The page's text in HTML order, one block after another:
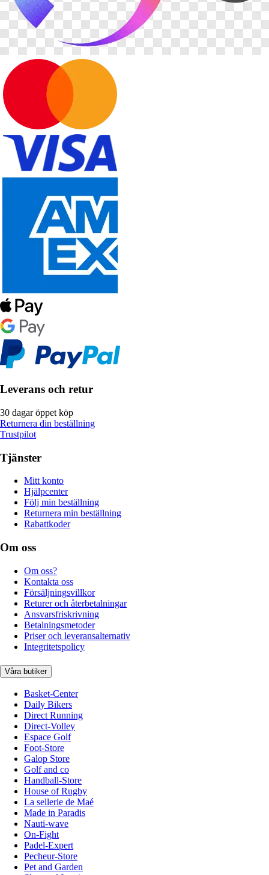
Leverans och retur
30 dagar öppet köp
Returnera din beställning
Trustpilot
Tjänster
Mitt konto
Hjälpcenter
Följ min beställning
Returnera min beställning
Rabattkoder
Om oss
Om oss?
Kontakta oss
Försäljningsvillkor
Returer och återbetalningar
Ansvarsfriskrivning
Betalningsmetoder
Priser och leveransalternativ
Integritetspolicy
Våra butiker
Basket-Center
Daily Bikers
Direct Running
Direct-Volley
Espace Golf
Foot-Store
Galop Store
Golf and co
Handball-Store
House of Rugby
La sellerie de Maé
Made in Paradis
Nauti-wave
On-Fight
Padel-Expert
Pecheur-Store
Pet and Garden